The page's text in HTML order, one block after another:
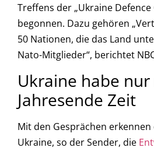
Treffens der „Ukraine
begonnen. Dazu gehören
50 Nationen, die das Land
Nato-Mitglieder“, berichtet
Ukraine habe
Jahresende Zeit
Mit den Gesprächen
Ukraine, so der Sender, die